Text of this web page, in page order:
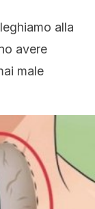
alla
avere
male